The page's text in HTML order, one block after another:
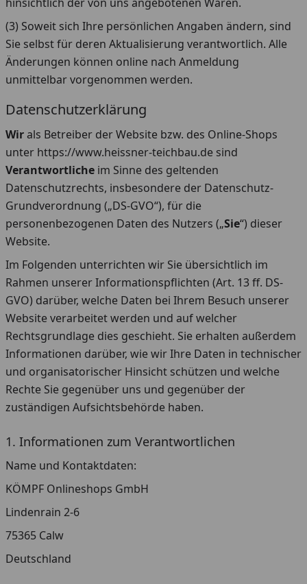
(3) Soweit sich Ihre persönlichen Angaben ändern, sind
Sie selbst für deren Aktualisierung verantwortlich. Alle
Änderungen können online nach Anmeldung
unmittelbar vorgenommen werden.
Datenschutzerklärung
Wirals Betreiber der Website bzw. des Online-Shops
unter https://www.heissner-teichbau.de sind
Verantwortliche im Sinne des geltenden
Datenschutzrechts, insbesondere der Datenschutz-
Grundverordnung („DS-GVO“), für die
personenbezogenen Daten des Nutzers („Sie“) dieser
Website.
Im Folgenden unterrichten wir Sie übersichtlich im
Rahmen unserer Informationspflichten (Art. 13 ff. DS-
GVO) darüber, welche Daten bei Ihrem Besuch unserer
Website verarbeitet werden und auf welcher
Rechtsgrundlage dies geschieht. Sie erhalten außerdem
Informationen darüber, wie wir Ihre Daten in technischer
und organisatorischer Hinsicht schützen und welche
Rechte Sie gegenüber uns und gegenüber der
zuständigen Aufsichtsbehörde haben.
1. Informationen zum Verantwortlichen
Name und Kontaktdaten:
KÖMPF Onlineshops GmbH
Lindenrain 2-6
75365 Calw
Deutschland